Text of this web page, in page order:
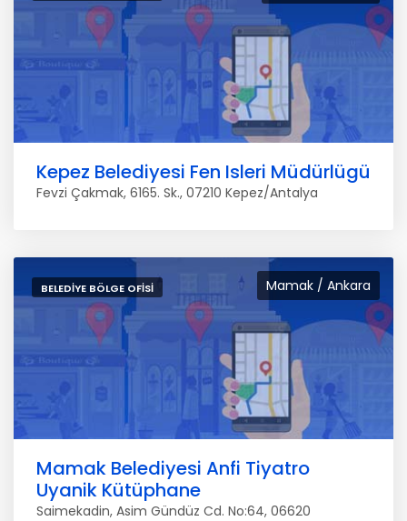
Kepez Belediyesi Fen Isleri Müdürlügü
Fevzi Çakmak, 6165. Sk., 07210 Kepez/Antalya
Mamak / Ankara
BELEDIYE BÖLGE OFISI
Mamak Belediyesi Anfi Tiyatro
Uyanik Kütüphane
Saimekadin, Asim Gündüz Cd. No:64, 06620